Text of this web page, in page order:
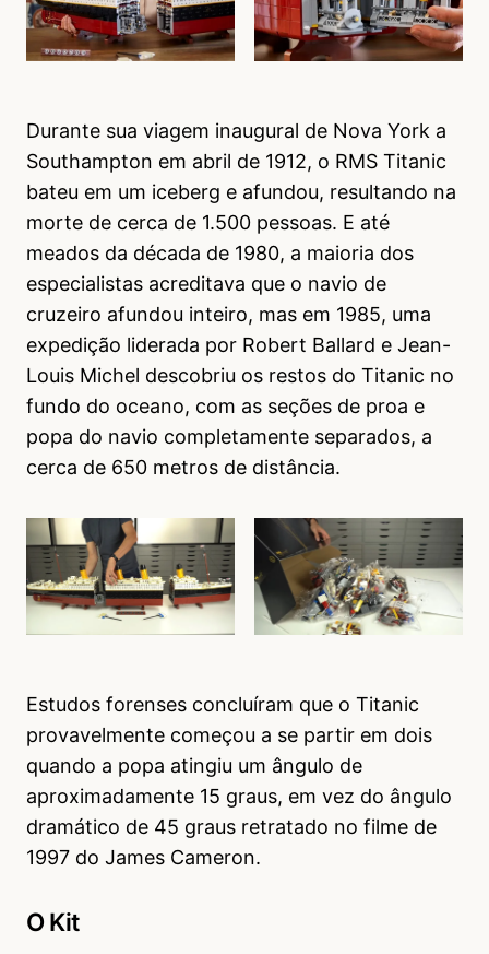
Durante sua viagem inaugural de Nova York a
Southampton em abril de 1912, o RMS Titanic
bateu em um iceberg e afundou, resultando na
morte de cerca de 1.500 pessoas. E até
meados da década de 1980, a maioria dos
especialistas acreditava que o navio de
cruzeiro afundou inteiro, mas em 1985, uma
expedição liderada por Robert Ballard e Jean-
Louis Michel descobriu os restos do Titanic no
fundo do oceano, com as seções de proa e
popa do navio completamente separados, a
cerca de 650 metros de distância.
Estudos forenses concluíram que o Titanic
provavelmente começou a se partir em dois
quando a popa atingiu um ângulo de
aproximadamente 15 graus, em vez do ângulo
dramático de 45 graus retratado no filme de
1997 do James Cameron.
O Kit